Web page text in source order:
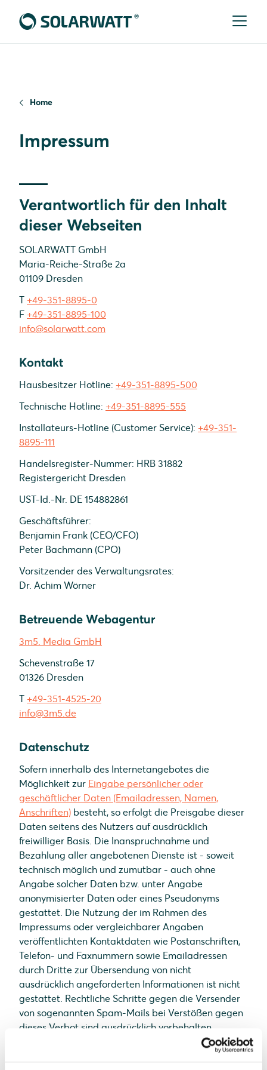
Home
Impressum
Verantwortlich für den Inhalt
dieser Webseiten
SOLARWATT GmbH
Maria-Reiche-Straße 2a
01109 Dresden
T +49-351-8895-0
F +49-351-8895-100
info@solarwatt.com
Kontakt
Hausbesitzer Hotline: +49-351-8895-500
Technische Hotline: +49-351-8895-555
Installateurs-Hotline (Customer Service): +49-351-
8895-111
Handelsregister-Nummer: HRB 31882
Registergericht Dresden
UST-Id.-Nr. DE 154882861
Geschäftsführer:
Benjamin Frank (CEO/CFO)
Peter Bachmann (CPO)
Vorsitzender des Verwaltungsrates:
Dr. Achim Wörner
Betreuende Webagentur
3m5. Media GmbH
Schevenstraße 17
01326 Dresden
T +49-351-4525-20
info@3m5.de
Datenschutz
Sofern innerhalb des Internetangebotes die
Möglichkeit zur Eingabe persönlicher oder
geschäftlicher Daten (Emailadressen, Namen,
Anschriften) besteht, so erfolgt die Preisgabe dieser
Daten seitens des Nutzers auf ausdrücklich
freiwilliger Basis. Die Inanspruchnahme und
Bezahlung aller angebotenen Dienste ist - soweit
technisch möglich und zumutbar - auch ohne
Angabe solcher Daten bzw. unter Angabe
anonymisierter Daten oder eines Pseudonyms
gestattet. Die Nutzung der im Rahmen des
Impressums oder vergleichbarer Angaben
veröffentlichten Kontaktdaten wie Postanschriften,
Telefon- und Faxnummern sowie Emailadressen
durch Dritte zur Übersendung von nicht
ausdrücklich angeforderten Informationen ist nicht
gestattet. Rechtliche Schritte gegen die Versender
von sogenannten Spam-Mails bei Verstößen gegen
dieses Verbot sind ausdrücklich vorbehalten.
Hinweis zur Streitschlichtung